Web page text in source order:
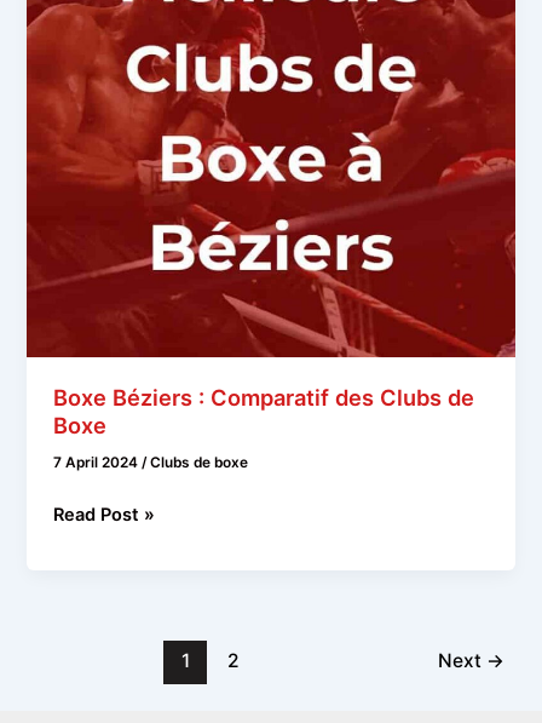
Boxe Béziers : Comparatif des Clubs de
Boxe
7 April 2024/Clubs de boxe
Boxe
Read Post »
1 2 Next →